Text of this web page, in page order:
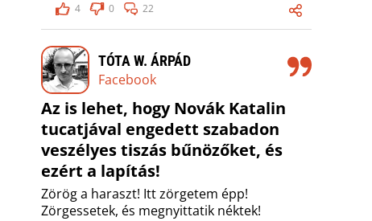
4
0 22
TÓTA W. ÁRPÁD
Facebook
Az is lehet, hogy Novák Katalin
tucatjával engedett szabadon
veszélyes tiszás bűnözőket, és
ezért a lapítás!
Zörög a haraszt! Itt zörgetem épp!
Zörgessetek, és megnyittatik néktek!